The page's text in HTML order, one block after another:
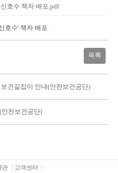
호수 책자 배포.pdf
호수' 책자 배포
목록
건길잡이 안내(안전보건공단)
전보건공단)
관
고객센터